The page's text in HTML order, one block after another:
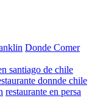
Donde Comer
santiago de chile
donnde chile
restaurante en persa